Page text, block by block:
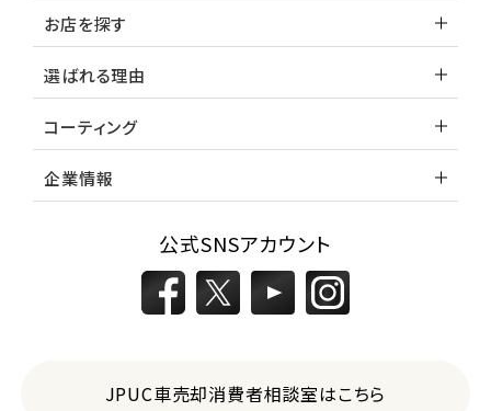
お店を探す
選ばれる理由
コーティング
企業情報
公式SNSアカウント
JPUC車売却消費者相談室はこちら